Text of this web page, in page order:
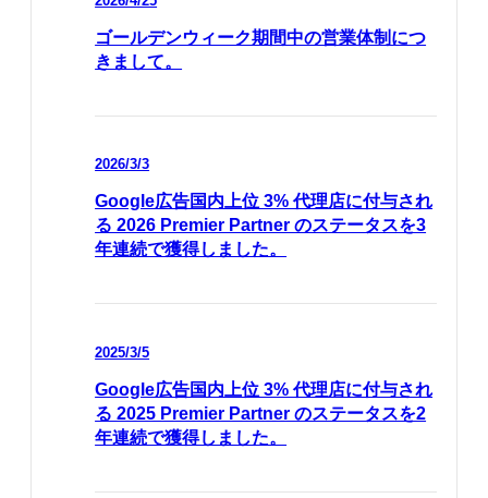
ゴールデンウィーク期間中の営業体制につ
きまして。
2026/3/3
Google広告国内上位 3% 代理店に付与され
る 2026 Premier Partner のステータスを3
年連続で獲得しました。
2025/3/5
Google広告国内上位 3% 代理店に付与され
る 2025 Premier Partner のステータスを2
年連続で獲得しました。